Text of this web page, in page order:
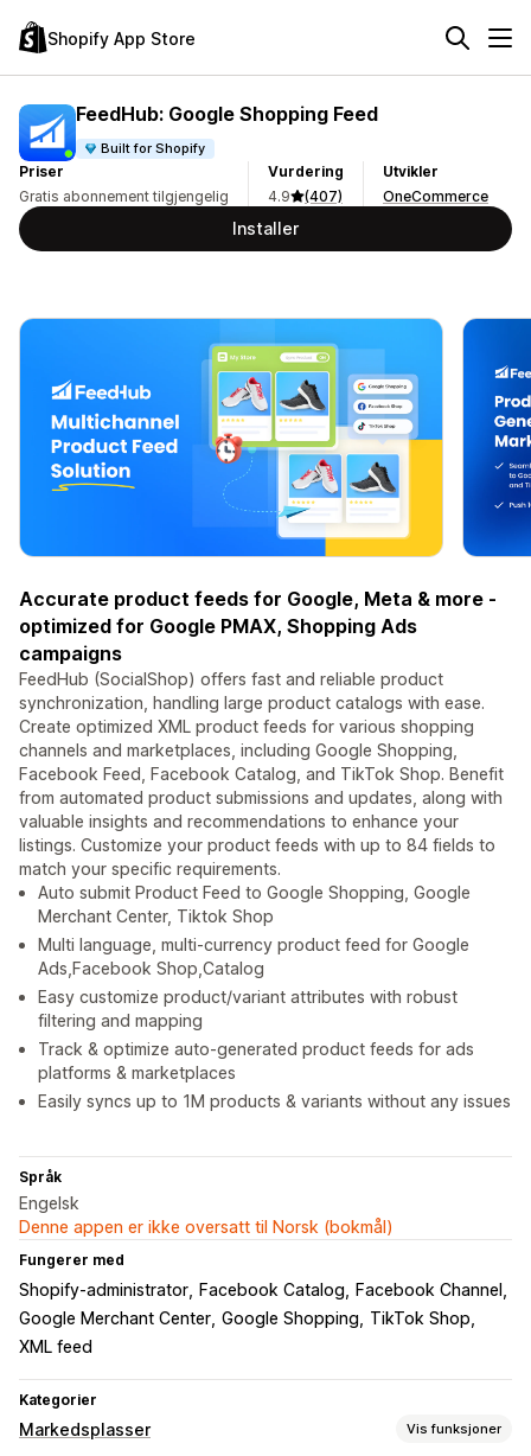
Shopify App Store
FeedHub: Google Shopping Feed
Built for Shopify
Priser
Gratis abonnement tilgjengelig
Vurdering
4.9
(407)
Utvikler
OneCommerce
Installer
Accurate product feeds for Google, Meta & more -
optimized for Google PMAX, Shopping Ads
campaigns
FeedHub (SocialShop) offers fast and reliable product
synchronization, handling large product catalogs with ease.
Create optimized XML product feeds for various shopping
channels and marketplaces, including Google Shopping,
Facebook Feed, Facebook Catalog, and TikTok Shop. Benefit
from automated product submissions and updates, along with
valuable insights and recommendations to enhance your
listings. Customize your product feeds with up to 84 fields to
match your specific requirements.
Auto submit Product Feed to Google Shopping, Google
Merchant Center, Tiktok Shop
Multi language, multi-currency product feed for Google
Ads,Facebook Shop,Catalog
Easy customize product/variant attributes with robust
filtering and mapping
Track & optimize auto-generated product feeds for ads
platforms & marketplaces
Easily syncs up to 1M products & variants without any issues
Språk
Engelsk
Denne appen er ikke oversatt til Norsk (bokmål)
Fungerer med
Shopify-administrator Facebook Catalog
Facebook Channel
Google Merchant Center Google Shopping
TikTok Shop
XML feed
Kategorier
Markedsplasser Vis funksjoner